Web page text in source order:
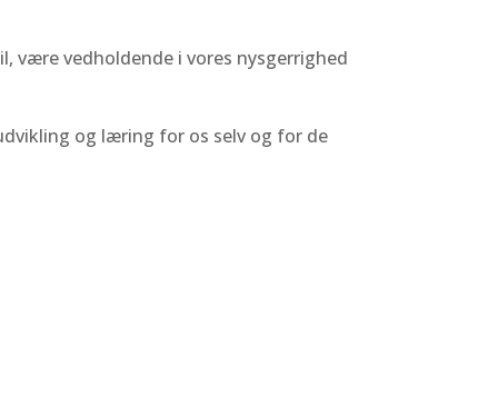
være vedholdende i vores nysgerrighed
og læring for os selv og for de